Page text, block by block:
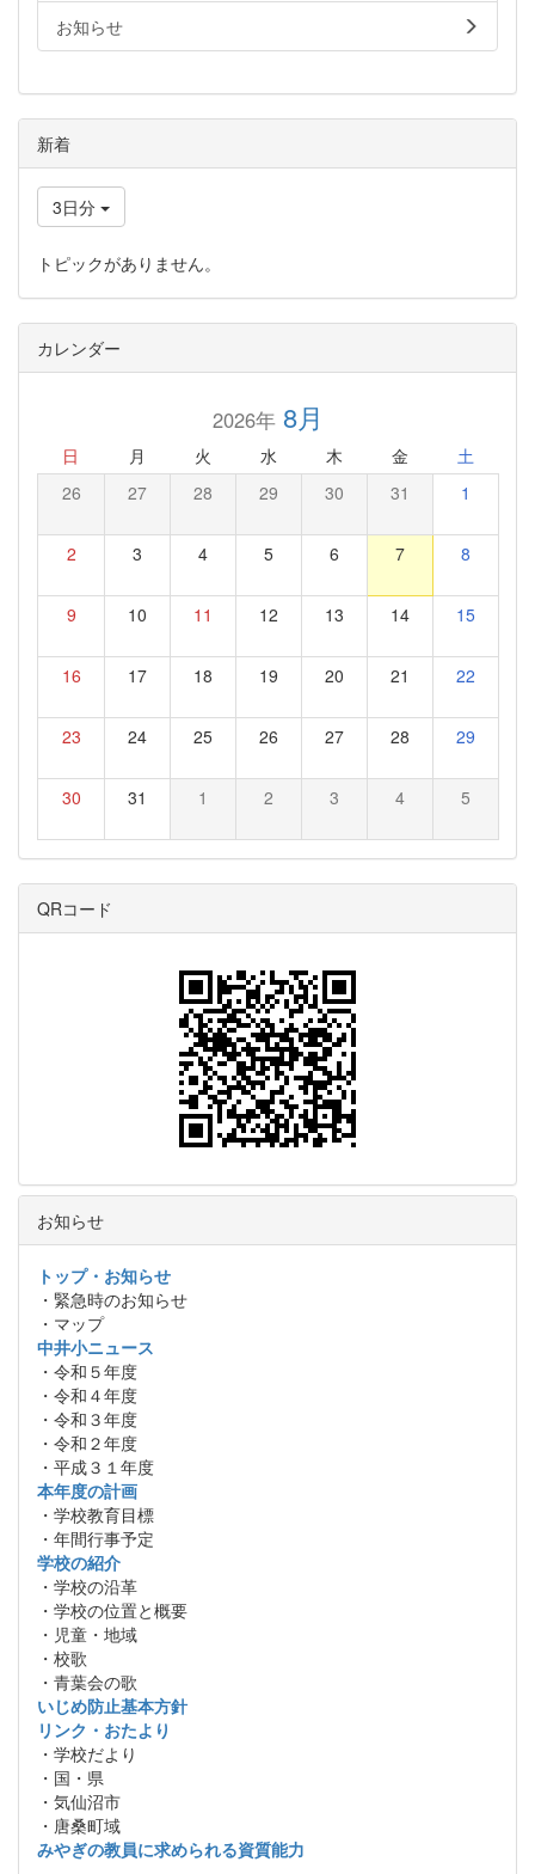
お知らせ
新着
3日分
トピックがありません。
カレンダー
2026年8月
日 月 火 水 木 金 土
26 27 28 29 30 31 1
2 3 4 5 6 7 8
9 10 11 12 13 14 15
16 17 18 19 20 21 22
23 24 25 26 27 28 29
30 31 1 2 3 4 5
QRコード
お知らせ
トップ・お知らせ
・緊急時のお知らせ
・マップ
中井小ニュース
・令和５年度
・令和４年度
・令和３年度
・令和２年度
・平成３１年度
本年度の計画
・学校教育目標
・年間行事予定
学校の紹介
・学校の沿革
・学校の位置と概要
・児童・地域
・校歌
・青葉会の歌
いじめ防止基本方針
リンク・おたより
・学校だより
・国・県
・気仙沼市
・唐桑町域
みやぎの教員に求められる資質能力